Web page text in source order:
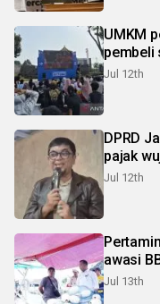
UMKM
pembeli
Jul 12th
DPRD
pajak
Jul 12th
awasi
Jul 13th